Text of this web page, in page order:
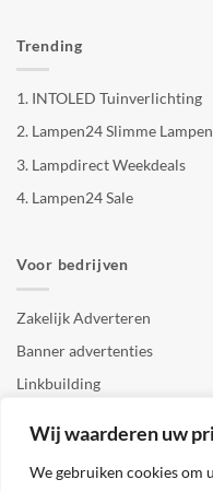
Wij waarderen uw
We gebruiken cookies om
Trending
1. INTOLED Tuinverlichting
2. Lampen24 Slimme Lampen
3. Lampdirect Weekdeals
4. Lampen24 Sale
Voor bedrijven
Zakelijk Adverteren
Banner advertenties
Linkbuilding